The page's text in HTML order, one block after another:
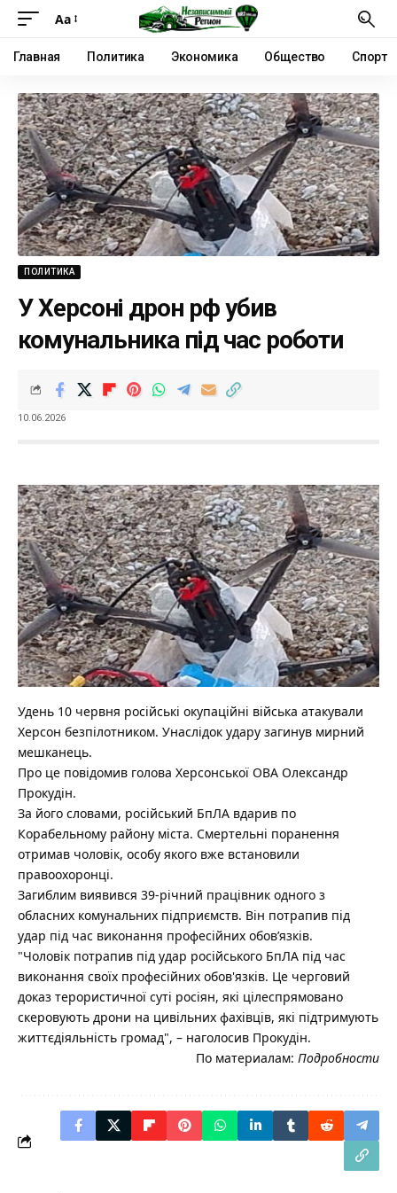
Аа
Главная Политика Экономика Общество Спорт
ПОЛИТИКА
У Херсоні дрон рф убив
комунальника під час роботи
10.06.2026
Удень 10 червня російські окупаційні війська атакували
Херсон безпілотником. Унаслідок удару загинув мирний
мешканець.
Про це повідомив голова Херсонської ОВА Олександр
Прокудін.
За його словами, російський БпЛА вдарив по
Корабельному району міста. Смертельні поранення
отримав чоловік, особу якого вже встановили
правоохоронці.
Загиблим виявився 39-річний працівник одного з
обласних комунальних підприємств. Він потрапив під
удар під час виконання професійних обов’язків.
"Чоловік потрапив під удар російського БпЛА під час
виконання своїх професійних обов'язків. Це черговий
доказ терористичної суті росіян, які цілеспрямовано
скеровують дрони на цивільних фахівців, які підтримують
життєдіяльність громад", – наголосив Прокудін.
По материалам: Подробности